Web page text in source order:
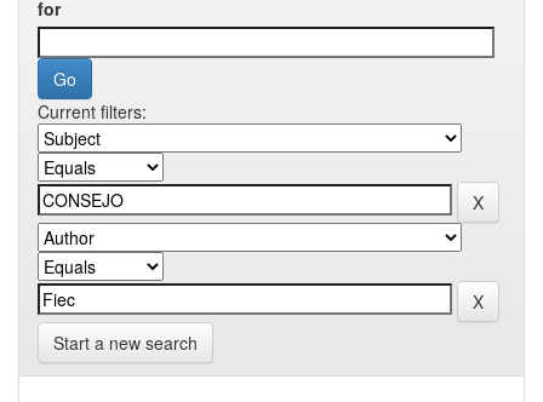
for
Current filters:
Start a new search